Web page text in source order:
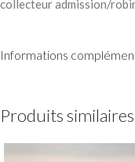
collecteur admission/
Informations
Produits similaires